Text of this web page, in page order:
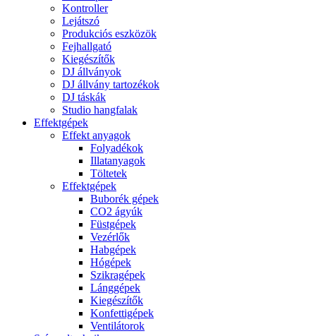
Kontroller
Lejátszó
Produkciós eszközök
Fejhallgató
Kiegészítők
DJ állványok
DJ állvány tartozékok
DJ táskák
Studio hangfalak
Effektgépek
Effekt anyagok
Folyadékok
Illatanyagok
Töltetek
Effektgépek
Buborék gépek
CO2 ágyúk
Füstgépek
Vezérlők
Habgépek
Hógépek
Szikragépek
Lánggépek
Kiegészítők
Konfettigépek
Ventilátorok